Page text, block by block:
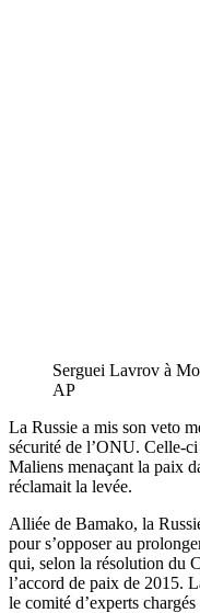
Serguei Lavrov à
AP
La Russie a mis son veto
sécurité de l’ONU. Celle-
Maliens menaçant la paix
réclamait la levée.
Alliée de Bamako, la
pour s’opposer au
qui, selon la résolution du
l’accord de paix de 2015.
le comité d’experts